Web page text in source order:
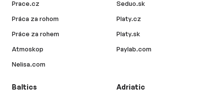
Prace.cz
Práca za rohom
Práce za rohem
Atmoskop
Nelisa.com
Seduo.sk
Platy.cz
Platy.sk
Paylab.com
Baltics Adriatic